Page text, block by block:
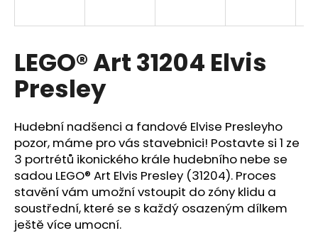
LEGO® Art 31204 Elvis
Presley
Hudební nadšenci a fandové Elvise Presleyho
pozor, máme pro vás stavebnici! Postavte si 1 ze
3 portrétů ikonického krále hudebního nebe se
sadou LEGO® Art Elvis Presley (31204). Proces
stavění vám umožní vstoupit do zóny klidu a
soustřední, které se s každý osazeným dílkem
ještě více umocní.
í
t
?
HLEDAT
D